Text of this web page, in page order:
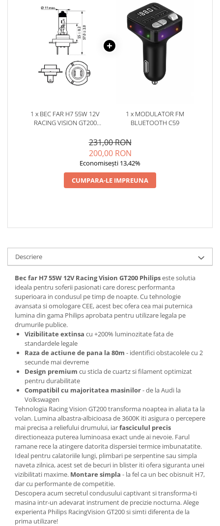
1 x BEC FAR H7 55W 12V
RACING VISION GT200
1 x MODULATOR FM
BLUETOOTH C59
231,00 RON
200,00 RON
Economisești 13,42%
CUMPARA-LE IMPREUNA
Descriere
Bec far H7 55W 12V Racing Vision GT200 Philipseste solutia
ideala pentru soferii pasionati care doresc performanta
superioara in condusul pe timp de noapte. Cu tehnologie
avansata si omologare CEE, acest bec ofera cea mai puternica
lumina din gama Philips aprobata pentru utilizare legala pe
drumurile publice.
Vizibilitate extinsa cu +200% luminozitate fata de
standardele legale
Raza de actiune de pana la 80m - identifici obstacolele cu 2
secunde mai devreme
Design premium cu sticla de cuartz si filament optimizat
pentru durabilitate
Compatibil cu majoritatea masinilor- de la Audi la
Volkswagen
Tehnologia Racing Vision GT200 transforma noaptea in aliata ta la
volan. Lumina albastra-albicioasa de 3600K iti asigura o percepere
mai precisa a reliefului drumului, iarfasciculul precis
directioneaza puterea luminoasa exact unde ai nevoie. Farul
ramane rece la atingere datorita dispersiei termice imbunatatite.
Ideal pentru calatoriile lungi, plimbari pe serpentine sau simpla
naveta zilnica, acest set de becuri in blister iti ofera siguranta unei
vizibilitati maxime. Montare simpla - la fel ca un bec obisnuit H7,
dar cu performante de competitie.
Descopera acum secretul condusului captivant si transforma-ti
masina intr-un adevarat instrument de precizie nocturna. Alege
experienta Philips RacingVision GT200 si simti diferenta de la
prima utilizare!